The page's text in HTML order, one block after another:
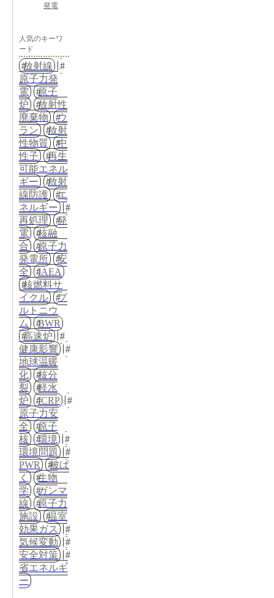
発電
人気のキーワ
ード
放射線
原子力発
電
原子
炉
放射性
廃棄物
ウ
ラン
放射
性物質
中
性子
再生
可能エネル
ギー
放射
線防護
エ
ネルギー
再処理
発
電
核融
合
原子力
発電所
安
全
IAEA
核燃料サ
イクル
プ
ルトニウ
ム
BWR
高速炉
健康影響
地球温暖
化
核分
裂
軽水
炉
ICRP
原子力安
全
原子
核
環境
環境問題
PWR
被ば
く
生物
学
ガンマ
線
原子力
施設
温室
効果ガス
気候変動
安全対策
省エネルギ
ー